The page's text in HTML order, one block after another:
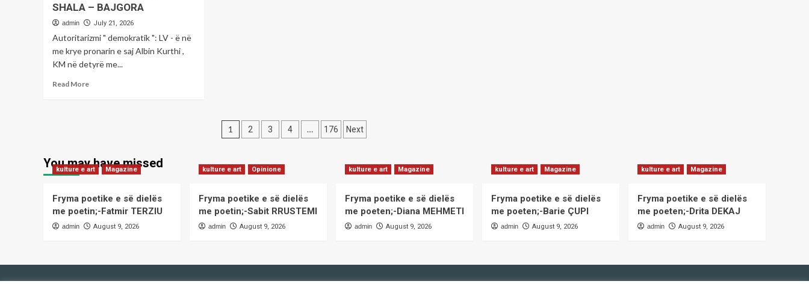
shkrim
dhe
SHALA – BAJGORA
admin July 21, 2026
Autoritarizmi " demokratik ": LV - ë në
me krye pronarin e saj Albin Kurthi ,
KM në detyrë me...
Read MoreRead
/Shkruan;-
Behxhet
SHALA
–
Posts
1 2 3 4 … 176 Next
You may have missed
kulture e art Magazine
Fryma poetike e së dielës
me poetin;-Fatmir TERZIU
admin August 9, 2026
kulture e art Opinione
Fryma poetike e së dielës
me poetin;-Sabit RRUSTEMI
admin August 9, 2026
kulture e art Magazine
Fryma poetike e së dielës
me poeten;-Diana MEHMETI
admin August 9, 2026
kulture e art Magazine
Fryma poetike e së dielës
me poeten;-Barie ÇUPI
admin August 9, 2026
kulture e art Magazine
Fryma poetike e së dielës
me poeten;-Drita DEKAJ
admin August 9, 2026